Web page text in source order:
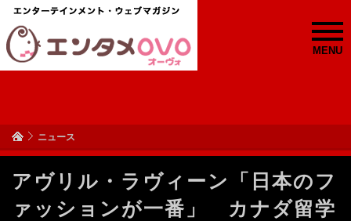
MENU
ニュース
アヴリル・ラヴィーン「日本のフ
ァッションが一番」 カナダ留学